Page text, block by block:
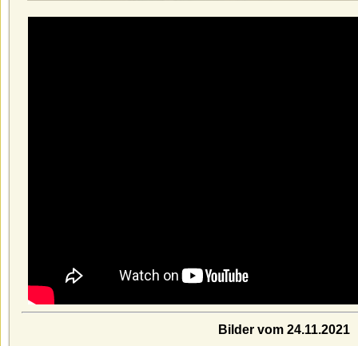
Bilder vom 24.11.2021